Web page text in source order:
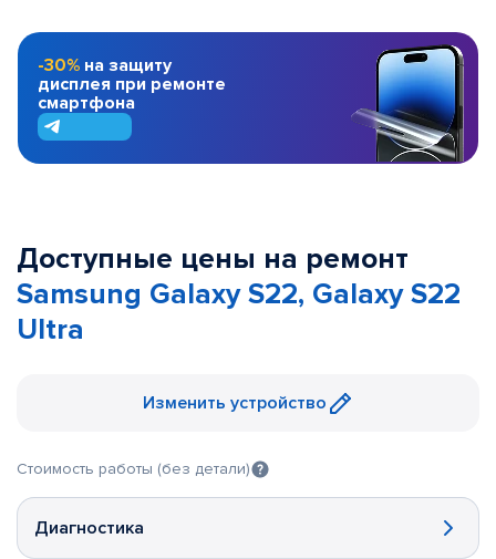
-30% на защиту
дисплея при ремонте
смартфона
Доступные цены на ремонт
Samsung Galaxy S22, Galaxy S22
Ultra
Изменить устройство
Стоимость работы (без детали)
Диагностика